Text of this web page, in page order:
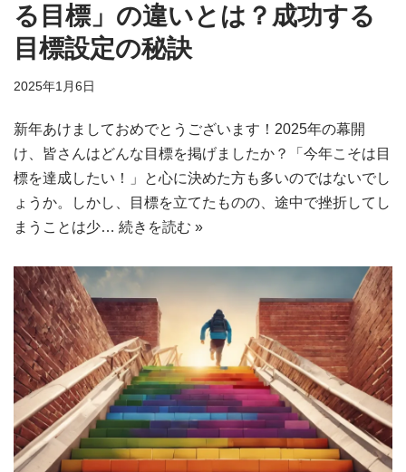
る目標」の違いとは？成功する
目標設定の秘訣
2025年1月6日
新年あけましておめでとうございます！2025年の幕開
け、皆さんはどんな目標を掲げましたか？「今年こそは目
標を達成したい！」と心に決めた方も多いのではないでし
ょうか。しかし、目標を立てたものの、途中で挫折してし
まうことは少… 続きを読む »